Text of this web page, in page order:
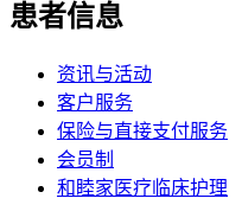
患者信息
资讯与活动
客户服务
保险与直接支付服务
会员制
和睦家医疗临床护理